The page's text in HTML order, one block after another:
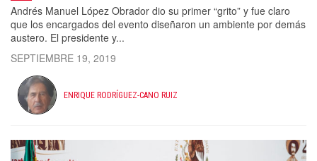
Andrés Manuel López Obrador dio su primer “grito” y fue claro
que los encargados del evento diseñaron un ambiente por demás
austero. El presidente y...
SEPTIEMBRE 19, 2019
ENRIQUE RODRÍGUEZ-CANO RUIZ